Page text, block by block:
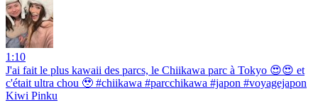
1:10
J'ai fait le plus kawaii des parcs, le Chiikawa parc à Tokyo 😍😍 et
c'était ultra chou 🥹 #chiikawa #parcchikawa #japon #voyagejapon
Kiwi Pinku